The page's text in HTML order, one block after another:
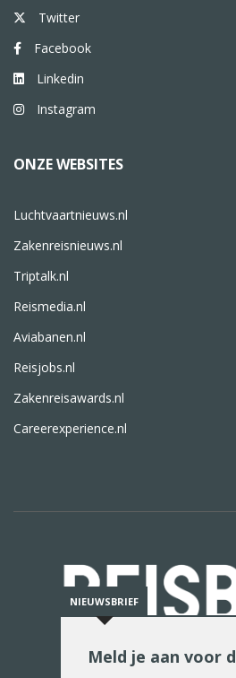
Twitter
Facebook
Linkedin
Instagram
ONZE WEBSITES
Luchtvaartnieuws.nl
Zakenreisnieuws.nl
Triptalk.nl
Reismedia.nl
Aviabanen.nl
Reisjobs.nl
Zakenreisawards.nl
Careerexperience.nl
De reiswereld in
NIEUWSBRIEF
Meld je aan voor